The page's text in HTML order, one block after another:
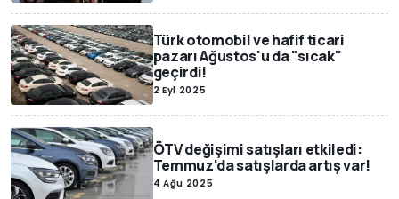
Türk otomobil ve hafif ticari
pazarı Ağustos'u da "sıcak"
geçirdi!
2 Eyl 2025
ÖTV değişimi satışları etkiledi:
Temmuz'da satışlarda artış var!
4 Ağu 2025